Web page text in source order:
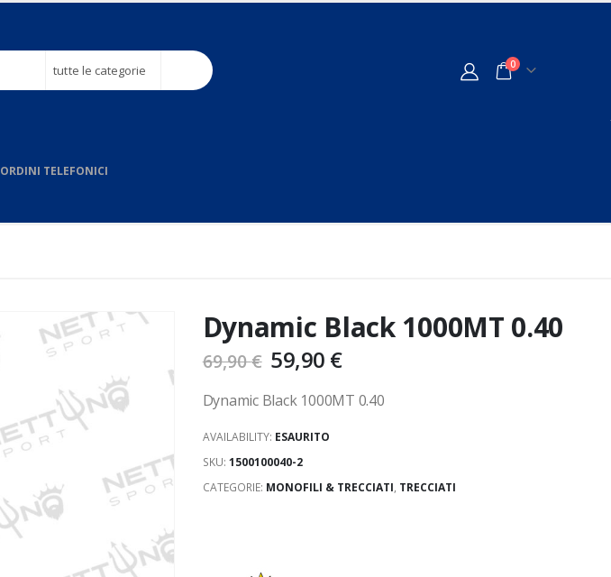
tutte le categorie 0
ORDINI TELEFONICI
Dynamic Black 1000MT 0.40
69,90€ 59,90 €
Dynamic Black 1000MT 0.40
AVAILABILITY: ESAURITO
SKU: 1500100040-2
CATEGORIE: MONOFILI & TRECCIATI, TRECCIATI